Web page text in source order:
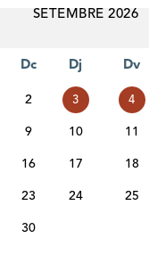
SETEMBRE 2026
Dc Dj Dv
2 3 4
9 10 11
16 17 18
23 24 25
30